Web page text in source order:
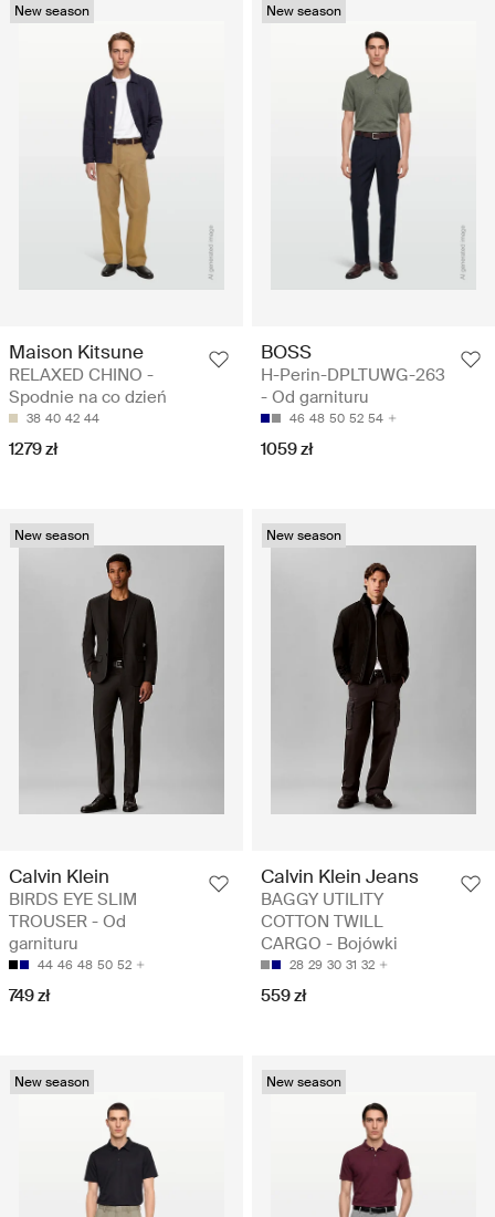
New season
Maison Kitsune
RELAXED CHINO -
Spodnie na co dzień
38 40 42 44
1279 zł
New season
BOSS
H-Perin-DPLTUWG-263
- Od garnituru
46 48 50 52 54
1059 zł
New season
Calvin Klein
BIRDS EYE SLIM
TROUSER - Od
garnituru
44 46 48 50 52
749 zł
New season
Calvin Klein Jeans
BAGGY UTILITY
COTTON TWILL
CARGO - Bojówki
28 29 30 31 32
559 zł
New season New season